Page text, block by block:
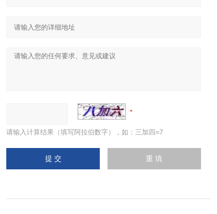
请输入计算结果（填写阿拉伯数字），如：三加四=7